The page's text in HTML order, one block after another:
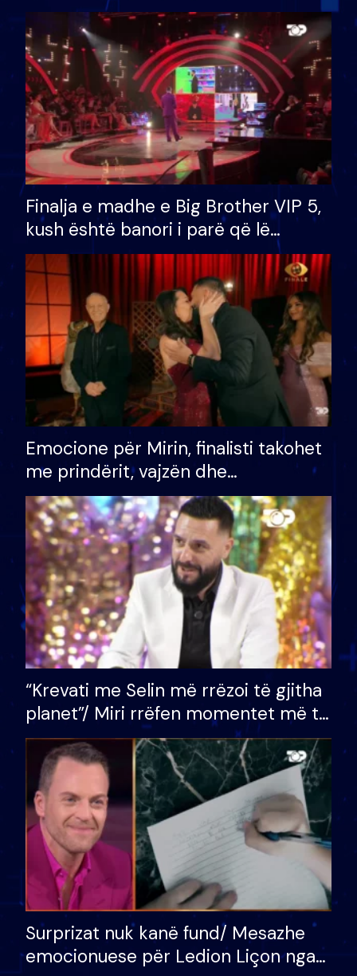
Finalja e madhe e Big Brother VIP 5,
kush është banori i parë që lë
shtëpinë dhe humb mundësinë për
të fituar çmimin e madh
Emocione për Mirin, finalisti takohet
me prindërit, vajzën dhe
bashkëshorten: S’kemi ndonjë letër
divorci apo jo?
“Krevati me Selin më rrëzoi të gjitha
planet”/ Miri rrëfen momentet më të
bukura në shtëpinë e BB VIP: Do më
mungojë zilja e mëngjesit kur…
Surprizat nuk kanë fund/ Mesazhe
emocionuese për Ledion Liçon nga